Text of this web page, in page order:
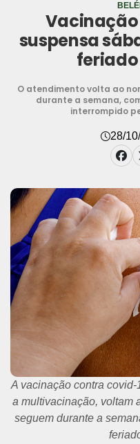
Vacinação
suspensa
feriado
O atendimento volta ao
durante a semana,
interrompido
28/
A vacinação contra
a multivacinação, voltam
seguem durante a